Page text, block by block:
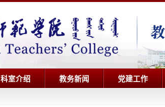
科室介绍 教务新闻 党建工作